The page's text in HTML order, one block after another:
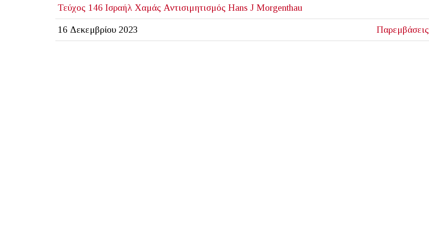
Τεύχος 146 Ισραήλ Χαμάς Αντισιμητισμός Hans J Morgenthau
16 Δεκεμβρίου 2023 Παρεμβάσεις